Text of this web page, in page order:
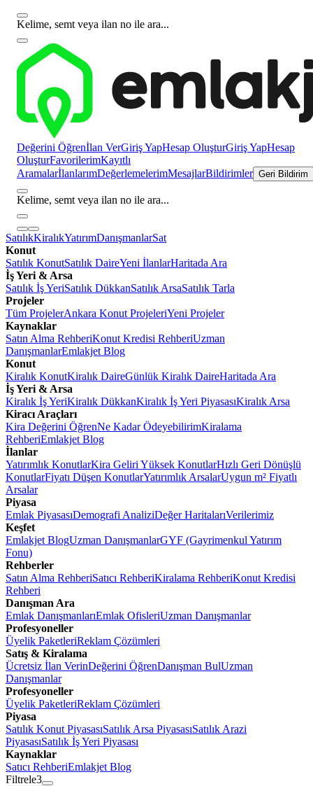
Kelime, semt veya ilan no ile ara...
Değerini Öğrenİlan VerGiriş YapHesap OluşturGiriş YapHesap
OluşturFavorilerimKayıtlı
AramalarİlanlarımDeğerlemelerimMesajlarBildirimler Geri Bildirim
Kelime, semt veya ilan no ile ara...
SatılıkKiralıkYatırımDanışmanlarSat
Konut
Satılık KonutSatılık DaireYeni İlanlarHaritada Ara
İş Yeri & Arsa
Satılık İş YeriSatılık DükkanSatılık ArsaSatılık Tarla
Projeler
Tüm ProjelerAnkara Konut ProjeleriYeni Projeler
Kaynaklar
Satın Alma RehberiKonut Kredisi RehberiUzman
DanışmanlarEmlakjet Blog
Konut
Kiralık KonutKiralık DaireGünlük Kiralık DaireHaritada Ara
İş Yeri & Arsa
Kiralık İş YeriKiralık DükkanKiralık İş Yeri PiyasasıKiralık Arsa
Kiracı Araçları
Kira Değerini ÖğrenNe Kadar ÖdeyebilirimKiralama
RehberiEmlakjet Blog
İlanlar
Yatırımlık KonutlarKira Geliri Yüksek KonutlarHızlı Geri Dönüşlü
KonutlarFiyatı Düşen KonutlarYatırımlık ArsalarUygun m² Fiyatlı
Arsalar
Piyasa
Emlak PiyasasıDemografi AnaliziDeğer HaritalarıVerilerimiz
Keşfet
Emlakjet BlogUzman DanışmanlarGYF (Gayrimenkul Yatırım
Fonu)
Rehberler
Satın Alma RehberiSatıcı RehberiKiralama RehberiKonut Kredisi
Rehberi
Danışman Ara
Emlak DanışmanlarıEmlak OfisleriUzman Danışmanlar
Profesyoneller
Üyelik PaketleriReklam Çözümleri
Satış & Kiralama
Ücretsiz İlan VerinDeğerini ÖğrenDanışman BulUzman
Danışmanlar
Profesyoneller
Üyelik PaketleriReklam Çözümleri
Piyasa
Satılık Konut PiyasasıSatılık Arsa PiyasasıSatılık Arazi
PiyasasıSatılık İş Yeri Piyasası
Kaynaklar
Satıcı RehberiEmlakjet Blog
Filtrele3